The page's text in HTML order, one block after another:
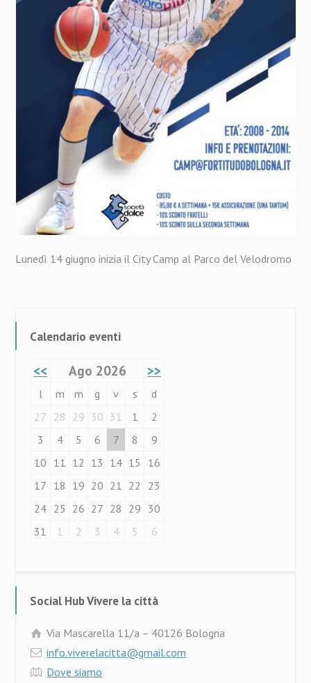
Lunedì 14 giugno inizia il City Camp al Parco del Velodromo
Calendario eventi
<< Ago 2026 >>
l m m g v s
d
27
28 29 30 31 1
2
3
4 5 6 7 8
9
10 11 12 13 14 15
16
17 18 19 20 21 22
23
24 25 26 27 28 29 30
31
1 2 3 4 5 6
Social Hub Vivere la città
Via Mascarella 11/a – 40126 Bologna
info.viverelacitta@gmail.com
Dove siamo